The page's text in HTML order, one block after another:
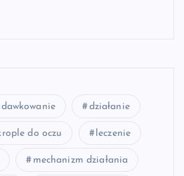
dawkowanie działanie
do oczu leczenie
mechanizm działania